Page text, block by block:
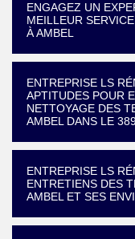
ENGAGEZ UN
MEILLEUR
À AMBEL
ENTREPRISE LS
APTITUDES POUR
NETTOYAGE DES
AMBEL DANS LE
ENTREPRISE LS
ENTRETIENS DES
AMBEL ET SES